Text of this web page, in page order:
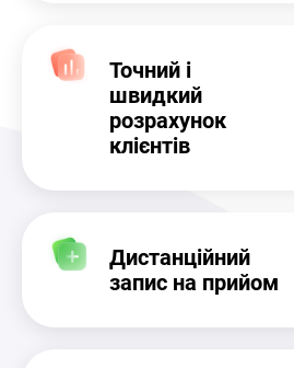
Точний і
швидкий
розрахунок
клієнтів
Дистанційний
запис на прийом